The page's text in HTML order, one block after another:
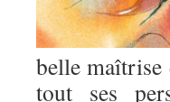
belle maîtrise
tout ses